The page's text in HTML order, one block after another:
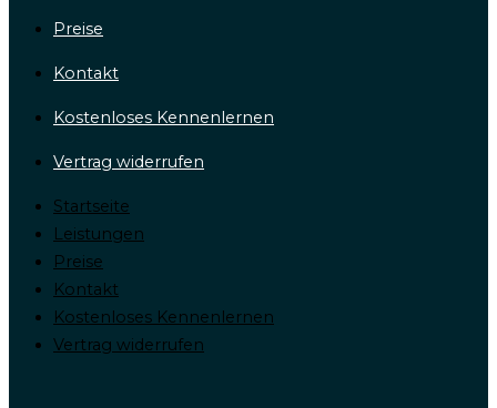
Preise
Kontakt
Kostenloses Kennenlernen
Vertrag widerrufen
Startseite
Leistungen
Preise
Kontakt
Kostenloses Kennenlernen
Vertrag widerrufen